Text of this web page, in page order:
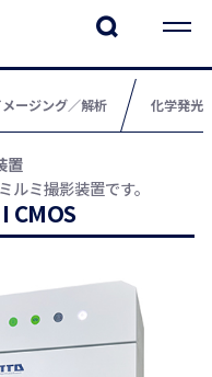
ージング／解析 化学発光
置
ルミ撮影装置です。
CMOS